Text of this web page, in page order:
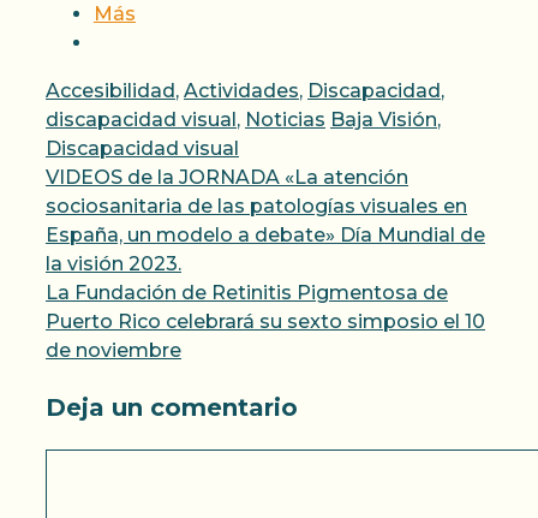
Más
Categorías
Accesibilidad, Actividades, Discapacidad,
discapacidad visual, Noticias Etiquetas
Baja Visión,
Discapacidad visual
VIDEOS de la JORNADA «La atención
sociosanitaria de las patologías visuales en
España, un modelo a debate» Día Mundial de
la visión 2023.
La Fundación de Retinitis Pigmentosa de
Puerto Rico celebrará su sexto simposio el 10
de noviembre
Deja un comentario